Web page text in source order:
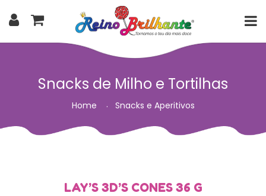
Snacks de Milho e Tortilhas
Home Snacks e Aperitivos
LAY’S 3D’S CONES 36 G